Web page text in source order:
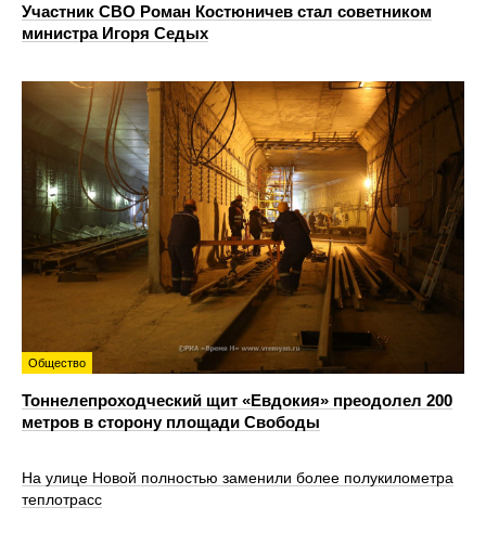
Участник СВО Роман Костюничев стал советником
министра Игоря Седых
Общество
Тоннелепроходческий щит «Евдокия» преодолел 200
метров в сторону площади Свободы
На улице Новой полностью заменили более полукилометра
теплотрасс